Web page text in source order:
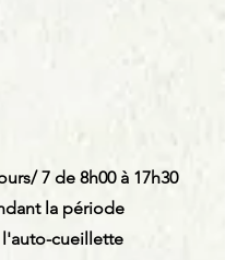
7 de 8h00 à 17h30
la période
cueillette